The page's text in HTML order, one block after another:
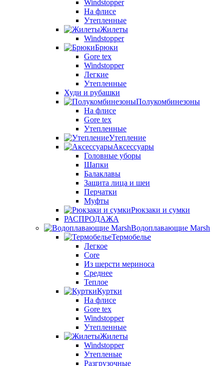
Windstopper
На флисе
Утепленные
Жилеты
Windstopper
Брюки
Gore tex
Windstopper
Легкие
Утепленные
Худи и рубашки
Полукомбинезоны
На флисе
Gore tex
Утепленные
Утепление
Аксессуары
Головные уборы
Шапки
Балаклавы
Защита лица и шеи
Перчатки
Муфты
Рюкзаки и сумки
РАСПРОДАЖА
Водоплавающие Marsh
Термобелье
Легкое
Core
Из шерсти мериноса
Среднее
Теплое
Куртки
На флисе
Gore tex
Windstopper
Утепленные
Жилеты
Windstopper
Утепленые
Разгрузочные